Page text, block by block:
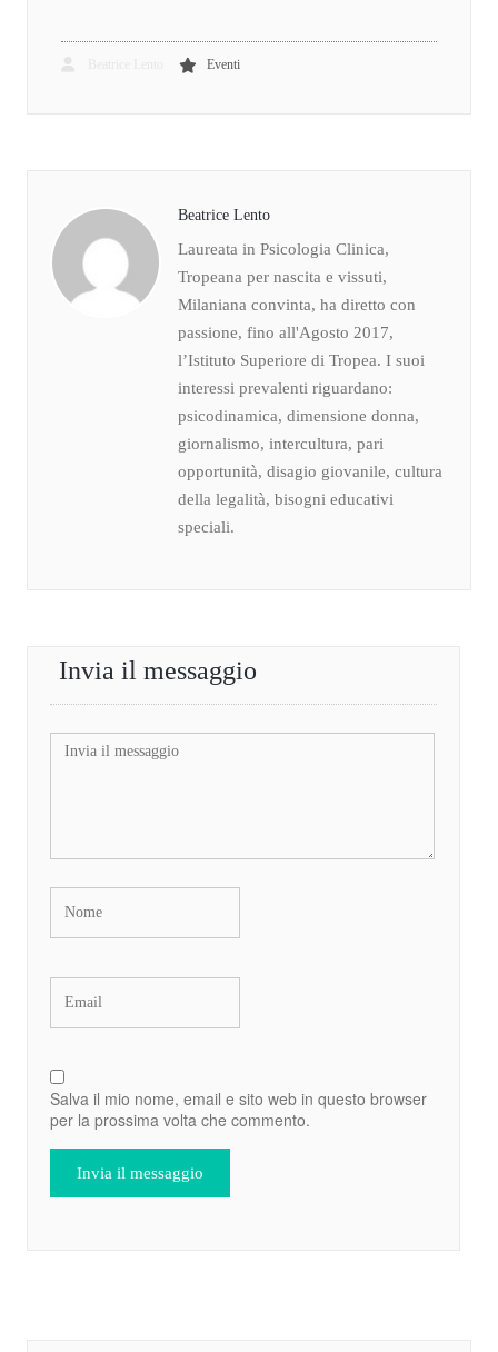
Eventi
Beatrice Lento
Laureata in Psicologia Clinica,
Tropeana per nascita e vissuti,
Milaniana convinta, ha diretto con
passione, fino all'Agosto 2017,
l’Istituto Superiore di Tropea. I suoi
interessi prevalenti riguardano:
psicodinamica, dimensione donna,
giornalismo, intercultura, pari
opportunità, disagio giovanile, cultura
della legalità, bisogni educativi
speciali.
Invia il messaggio
Salva il mio nome, email e sito web in questo browser
per la prossima volta che commento.